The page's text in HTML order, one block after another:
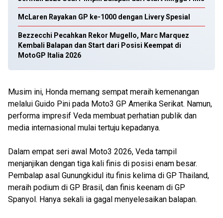
McLaren Rayakan GP ke-1000 dengan Livery Spesial
Bezzecchi Pecahkan Rekor Mugello, Marc Marquez
Kembali Balapan dan Start dari Posisi Keempat di
MotoGP Italia 2026
Musim ini, Honda memang sempat meraih kemenangan
melalui Guido Pini pada Moto3 GP Amerika Serikat. Namun,
performa impresif Veda membuat perhatian publik dan
media internasional mulai tertuju kepadanya.
Dalam empat seri awal Moto3 2026, Veda tampil
menjanjikan dengan tiga kali finis di posisi enam besar.
Pembalap asal Gunungkidul itu finis kelima di GP Thailand,
meraih podium di GP Brasil, dan finis keenam di GP
Spanyol. Hanya sekali ia gagal menyelesaikan balapan.